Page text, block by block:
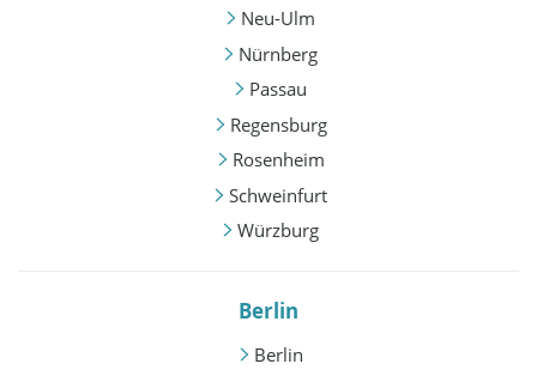
Neu-Ulm
Nürnberg
Passau
Regensburg
Rosenheim
Schweinfurt
Würzburg
Berlin
Berlin